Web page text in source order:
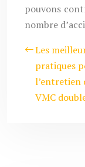
pouvons
nombre
Les
pratiques
l’entretien
VMC